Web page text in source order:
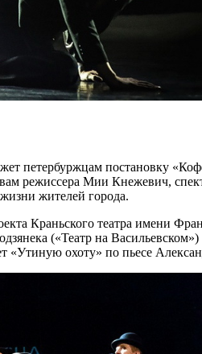
петербуржцам постановку
режиссера Мии Кнежевич,
жителей города.
Краньского театра имени
(«Театр на
«Утиную охоту» по пьесе